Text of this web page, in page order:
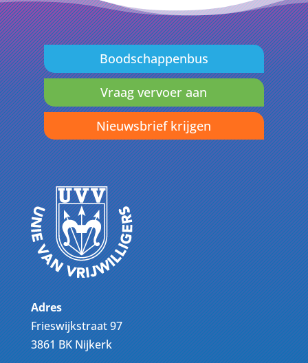
Boodschappenbus
Vraag vervoer aan
Nieuwsbrief krijgen
Adres
Frieswijkstraat 97
3861 BK Nijkerk